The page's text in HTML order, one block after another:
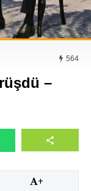
564
–
+